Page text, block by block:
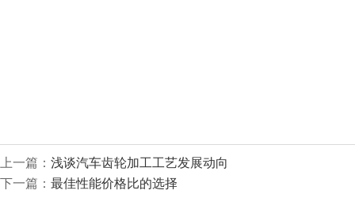
上一篇： 浅谈汽车齿轮加工工艺发展动向
下一篇： 最佳性能价格比的选择